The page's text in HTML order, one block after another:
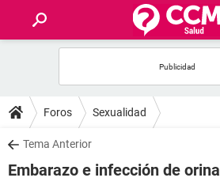
FOROS
SALUD
Foros Sexualidad
Tema Anterior
Embarazo e infección de orina